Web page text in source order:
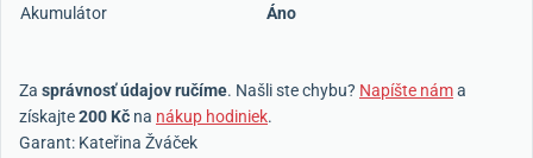
Akumulátor
Áno
Za správnosť údajov ručíme. Našli ste chybu? Napíšte náma
získajte200 Kč na nákup hodiniek.
Garant: Kateřina Žváček